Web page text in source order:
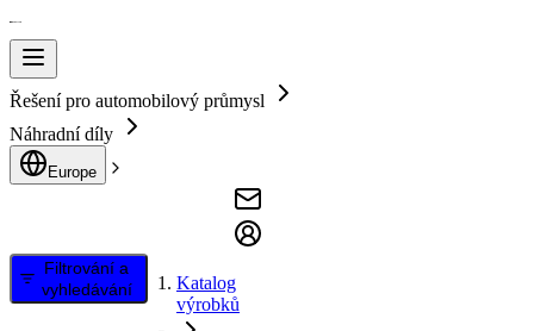
Řešení pro automobilový průmysl
Náhradní díly
Europe
Filtrování a
vyhledávání
Katalog
výrobků